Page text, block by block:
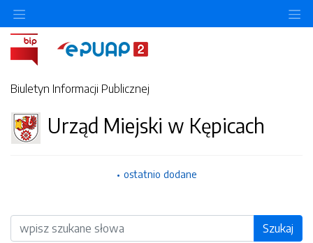
Biuletyn Informacji Publicznej
Urząd Miejski w Kępicach
ostatnio dodane
Wyszukiwarka Szukaj